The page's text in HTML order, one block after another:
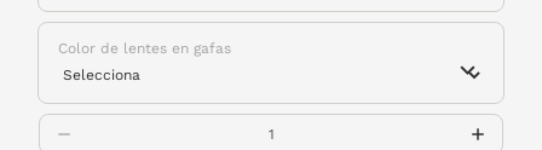
Color de lentes en gafas